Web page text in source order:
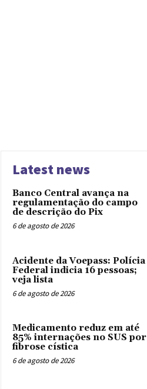
Latest news
Banco Central avança na
regulamentação do campo
de descrição do Pix
6 de agosto de 2026
Acidente da Voepass: Polícia
Federal indicia 16 pessoas;
veja lista
6 de agosto de 2026
Medicamento reduz em até
85% internações no SUS por
fibrose cística
6 de agosto de 2026